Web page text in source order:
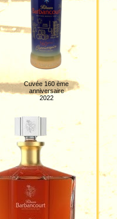
Cuvée 160 ème
anniversaire
2022